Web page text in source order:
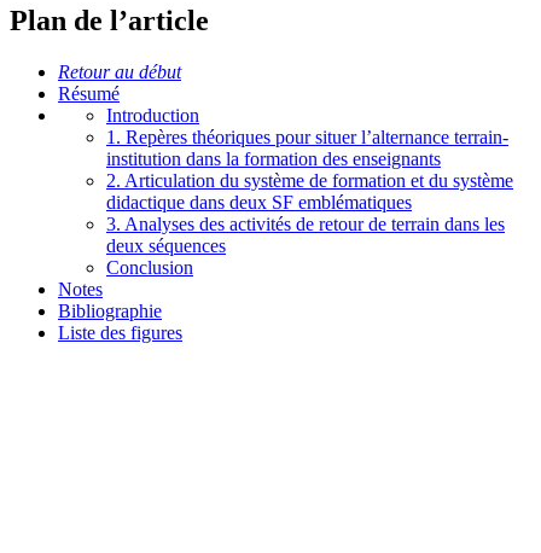
Plan de l’article
Retour au début
Résumé
Introduction
1. Repères théoriques pour situer l’alternance terrain-
institution dans la formation des enseignants
2. Articulation du système de formation et du système
didactique dans deux SF emblématiques
3. Analyses des activités de retour de terrain dans les
deux séquences
Conclusion
Notes
Bibliographie
Liste des figures